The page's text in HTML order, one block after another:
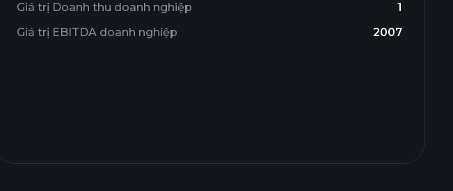
Giá trị Doanh thu doanh nghiệp
1
Giá trị EBITDA doanh nghiệp
2007